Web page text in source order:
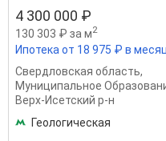
4 300 000 ₽
130 303 ₽ за м2
Ипотека от 18 975 ₽ в
Свердловская область,
Муниципальное
Верх-Исетский р-н
Геологическая